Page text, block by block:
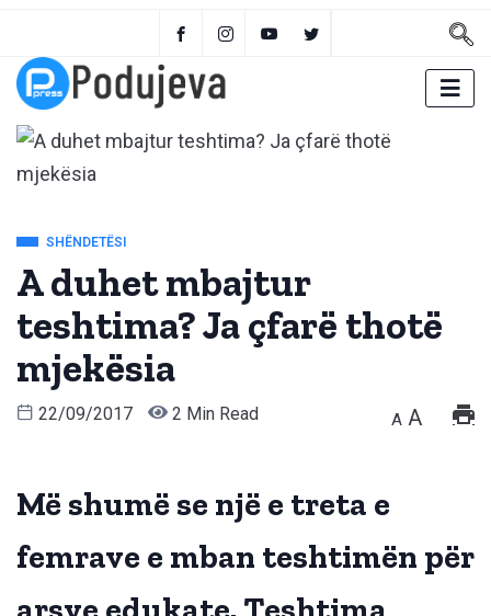
SHËNDETËSI
A duhet mbajtur
teshtima? Ja çfarë thotë
mjekësia
22/09/2017 2 Min Read A A
Më shumë se një e treta e
femrave e mban teshtimën për